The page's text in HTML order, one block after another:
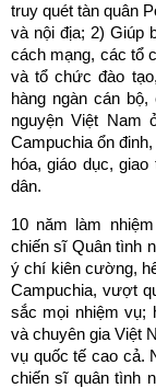
truy quét tàn quân
và nội địa; 2) Giúp
cách mạng, các tổ
và tổ chức đào
hàng ngàn cán
nguyện Việt Nam
Campuchia ổn
hóa, giáo dục,
dân.
10 năm làm
chiến sĩ Quân tình
ý chí kiên cường,
Campuchia, vượt
sắc mọi nhiệm vụ;
và chuyên gia Việt
vụ quốc tế cao cả.
chiến sĩ quân tình